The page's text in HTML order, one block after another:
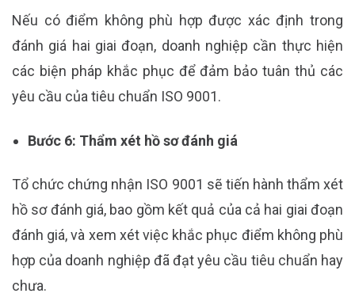
Nếu có điểm không phù hợp được xác định trong
đánh giá hai giai đoạn, doanh nghiệp cần thực hiện
các biện pháp khắc phục để đảm bảo tuân thủ các
yêu cầu của tiêu chuẩn ISO 9001.
Bước 6: Thẩm xét hồ sơ đánh giá
Tổ chức chứng nhận ISO 9001 sẽ tiến hành thẩm xét
hồ sơ đánh giá, bao gồm kết quả của cả hai giai đoạn
đánh giá, và xem xét việc khắc phục điểm không phù
hợp của doanh nghiệp đã đạt yêu cầu tiêu chuẩn hay
chưa.